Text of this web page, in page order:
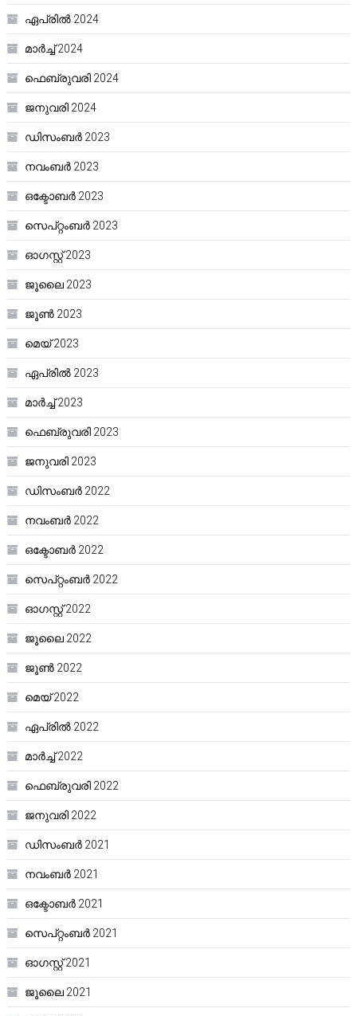
ഏപ്രിൽ 2024
മാർച്ച്‌ 2024
ഫെബ്രുവരി 2024
ജനുവരി 2024
ഡിസംബർ 2023
നവംബർ 2023
ഒക്ടോബർ 2023
സെപ്റ്റംബർ 2023
ഓഗസ്റ്റ്‌ 2023
ജൂലൈ 2023
ജൂൺ 2023
മെയ്‌ 2023
ഏപ്രിൽ 2023
മാർച്ച്‌ 2023
ഫെബ്രുവരി 2023
ജനുവരി 2023
ഡിസംബർ 2022
നവംബർ 2022
ഒക്ടോബർ 2022
സെപ്റ്റംബർ 2022
ഓഗസ്റ്റ്‌ 2022
ജൂലൈ 2022
ജൂൺ 2022
മെയ്‌ 2022
ഏപ്രിൽ 2022
മാർച്ച്‌ 2022
ഫെബ്രുവരി 2022
ജനുവരി 2022
ഡിസംബർ 2021
നവംബർ 2021
ഒക്ടോബർ 2021
സെപ്റ്റംബർ 2021
ഓഗസ്റ്റ്‌ 2021
ജൂലൈ 2021